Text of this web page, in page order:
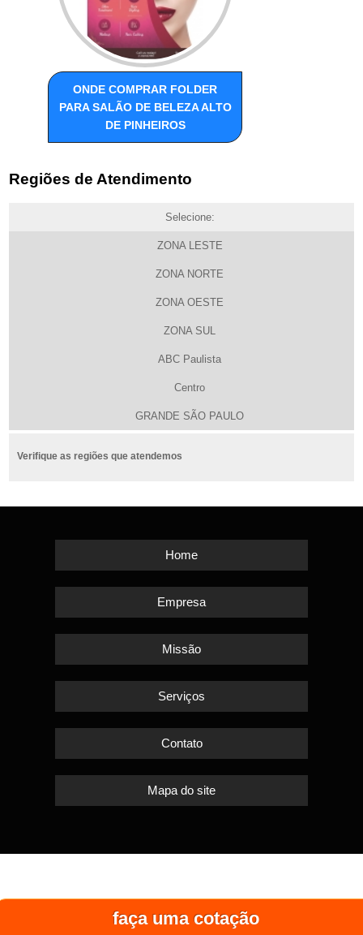
faça uma cotação
ONDE COMPRAR FOLDER
PARA SALÃO DE BELEZA ALTO
DE PINHEIROS
Regiões de Atendimento
Selecione:
ZONA LESTE
ZONA NORTE
ZONA OESTE
ZONA SUL
ABC Paulista
Centro
GRANDE SÃO PAULO
Verifique as regiões que atendemos
Home
Empresa
Missão
Serviços
Contato
Mapa do site